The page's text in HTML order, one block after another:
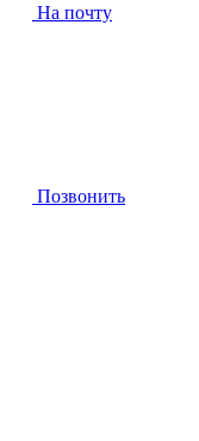
На почту
Позвонить